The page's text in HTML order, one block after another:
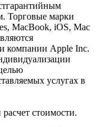
Торговые марки
MacBook, iOS, Mac
компании Apple Inc.
услугах в
стоимости.